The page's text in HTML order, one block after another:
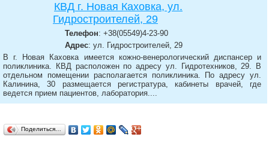
КВД г. Новая Каховка, ул.
Гидростроителей, 29
Телефон: +38(05549)4-23-90
Адрес: ул. Гидростроителей, 29
В г. Новая Каховка имеется кожно-венерологический диспансер и
поликлиника. КВД расположен по адресу ул. Гидротехников, 29. В
отдельном помещении располагается поликлиника. По адресу ул.
Калинина, 30 размещается регистратура, кабинеты врачей, где
ведется прием пациентов, лаборатория....
Поделиться…